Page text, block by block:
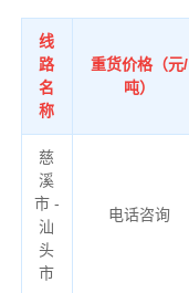
线
路
名
称
重货价格（元/
吨）
慈
溪
市 -
汕
头
市
电话咨询